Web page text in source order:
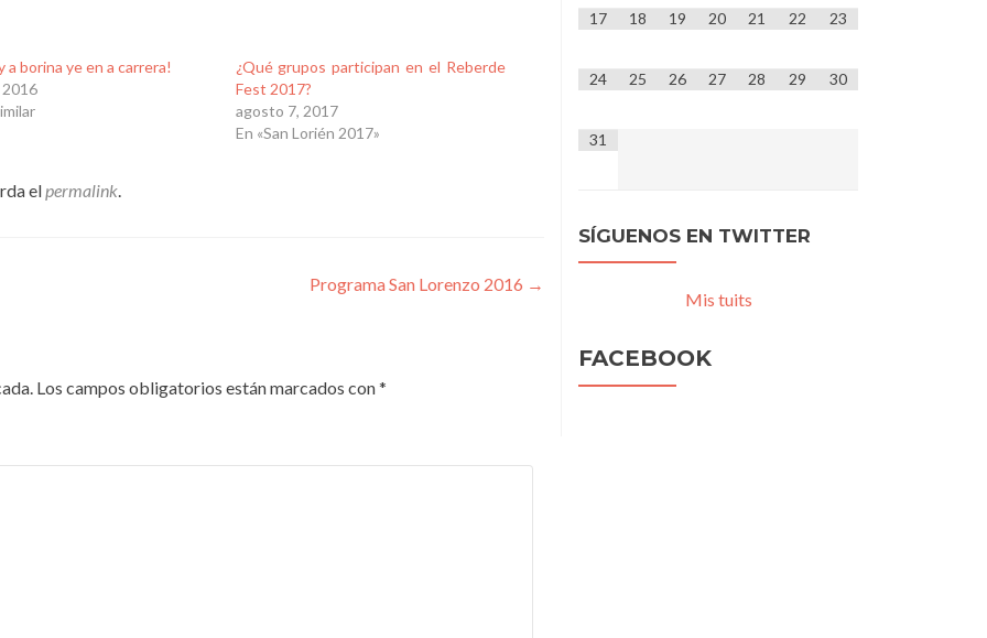
a borina ye en a carrera!
¿Qué grupos participan en el Reberde
Fest 2017?
agosto 7, 2017
En «San Lorién 2017»
elpermalink.
Programa San Lorenzo 2016 →
Los campos obligatorios están marcados con*
17 18 19 20 21 22 23
24 25 26 27 28 29 30
31
SÍGUENOS EN TWITTER
Mis tuits
FACEBOOK